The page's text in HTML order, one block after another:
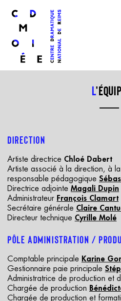
ogo
L
DIRECTION
Artiste directrice Chloé Dabert
Artiste associé à la direction, à
responsable pédagogique
Directrice adjointe Magali Dupin
Administrateur François Clamart
Secrétaire générale Claire
Directeur technique Cyrille Molé
PÔLE ADMINISTRATION/ P
Comptable principale Karine
Gestionnaire paie principale
Administratrice de production et
Chargée de production
Chargée de production et